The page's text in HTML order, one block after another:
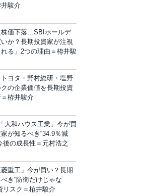
駿介
株価下落…SBIホールデ
いか？長期投資家が注視
る」2つの理由＝栫井駿
ヨタ・野村総研・塩野
の企業価値を長期投資
栫井駿介
大和ハウス工業」今が買
が知るべき“34.9％減
後の成長性＝元村浩之
重工」今が買い？長期
き“防衛だけじゃな
リスク＝栫井駿介